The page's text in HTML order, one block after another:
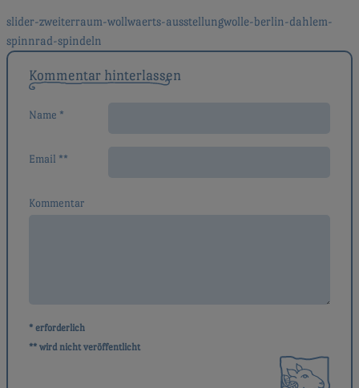
Beitragsnavigation
slider-zweiterraum-wollwaerts-ausstellungwolle-berlin-dahlem-
spinnrad-spindeln
Kommentar hinterlassen
Name *
Email **
Kommentar
* erforderlich
** wird nicht veröffentlicht